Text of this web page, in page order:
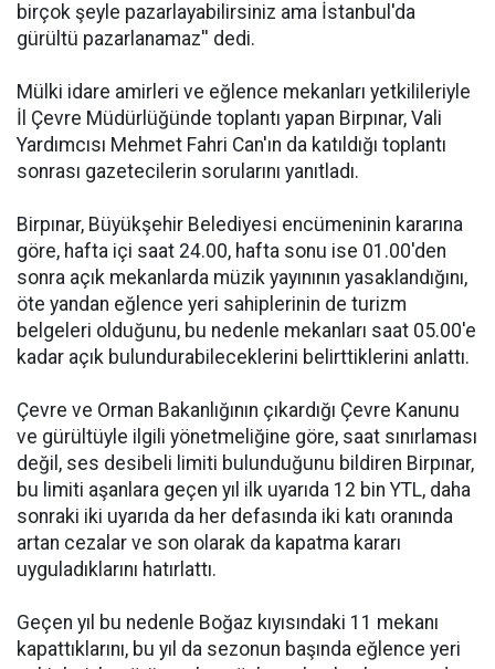
birçok şeyle pazarlayabilirsiniz ama İstanbul'da
gürültü pazarlanamaz'' dedi.
Mülki idare amirleri ve eğlence mekanları yetkilileriyle
İl Çevre Müdürlüğünde toplantı yapan Birpınar, Vali
Yardımcısı Mehmet Fahri Can'ın da katıldığı toplantı
sonrası gazetecilerin sorularını yanıtladı.
Birpınar, Büyükşehir Belediyesi encümeninin kararına
göre, hafta içi saat 24.00, hafta sonu ise 01.00'den
sonra açık mekanlarda müzik yayınının yasaklandığını,
öte yandan eğlence yeri sahiplerinin de turizm
belgeleri olduğunu, bu nedenle mekanları saat 05.00'e
kadar açık bulundurabileceklerini belirttiklerini anlattı.
Çevre ve Orman Bakanlığının çıkardığı Çevre Kanunu
ve gürültüyle ilgili yönetmeliğine göre, saat sınırlaması
değil, ses desibeli limiti bulunduğunu bildiren Birpınar,
bu limiti aşanlara geçen yıl ilk uyarıda 12 bin YTL, daha
sonraki iki uyarıda da her defasında iki katı oranında
artan cezalar ve son olarak da kapatma kararı
uyguladıklarını hatırlattı.
Geçen yıl bu nedenle Boğaz kıyısındaki 11 mekanı
kapattıklarını, bu yıl da sezonun başında eğlence yeri